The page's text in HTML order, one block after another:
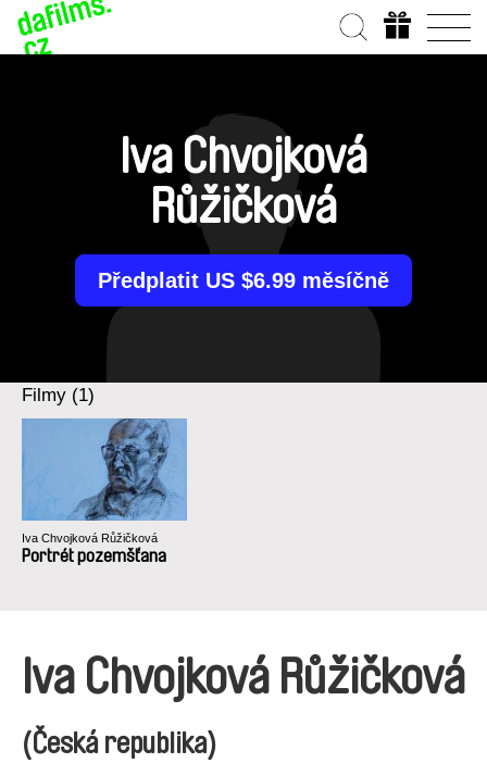
Iva Chvojková
Růžičková
Předplatit US $6.99 měsíčně
Filmy (1)
Iva Chvojková Růžičková
Portrét pozemšťana
Iva Chvojková Růžičková
(Česká republika)